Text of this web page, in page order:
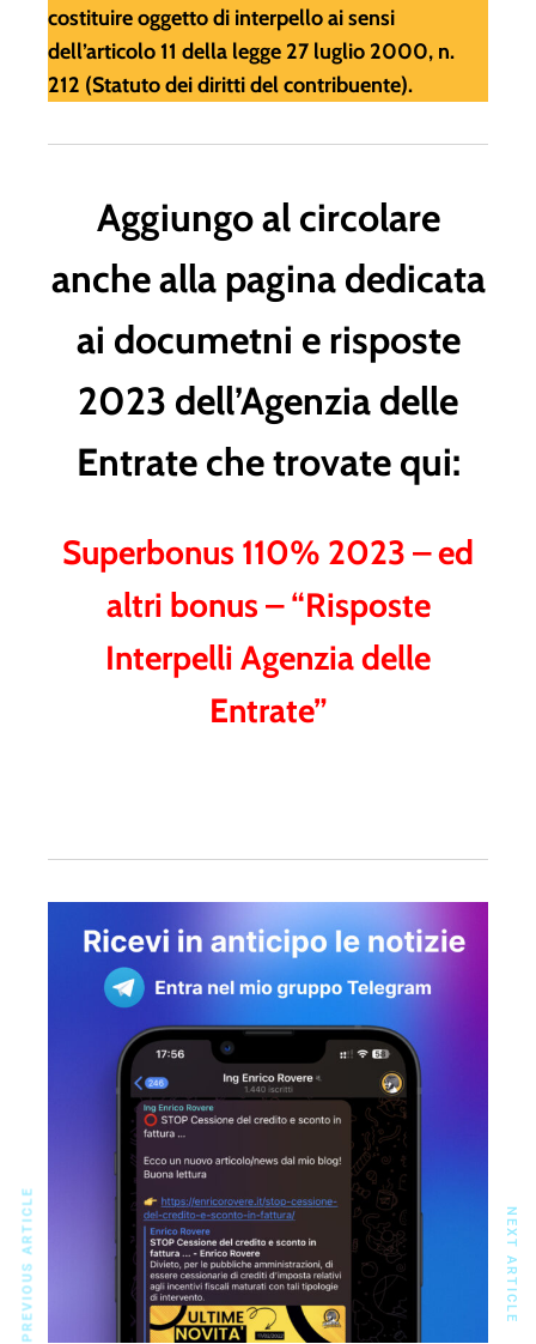
costituire oggetto di interpello ai sensi
dell’articolo 11 della legge 27 luglio 2000, n.
212 (Statuto dei diritti del contribuente).
Aggiungo al circolare
anche alla pagina dedicata
ai documetni e risposte
2023 dell’Agenzia delle
Entrate che trovate qui:
Superbonus 110% 2023 – ed
altri bonus – “Risposte
Interpelli Agenzia delle
Entrate”
PREVIOUS ARTICLE NEXT ARTICLE